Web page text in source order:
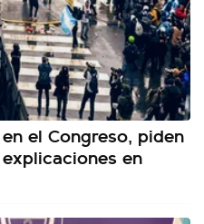
el Congreso, piden
en